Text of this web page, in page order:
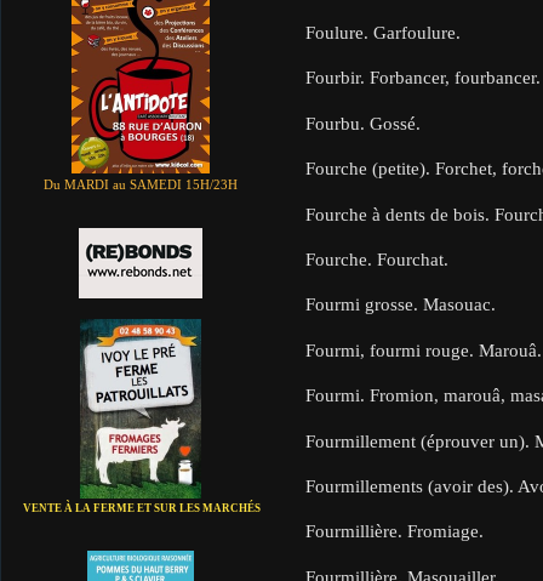
Du MARDI au SAMEDI 15H/23H
VENTE À LA FERME ET SUR LES MARCHÉS
Foulure. Garfoulure.
Fourbir. Forbancer, fourbancer.
Fourbu. Gossé.
Fourche (petite). Forchet,
Fourche à dents de bois.
Fourche. Fourchat.
Fourmi grosse. Masouac.
Fourmi, fourmi rouge. Marouâ.
Fourmi. Fromion, marouâ,
Fourmillement (éprouver un).
Fourmillements (avoir des).
Fourmillière. Fromiage.
Fourmillière. Masouailler.